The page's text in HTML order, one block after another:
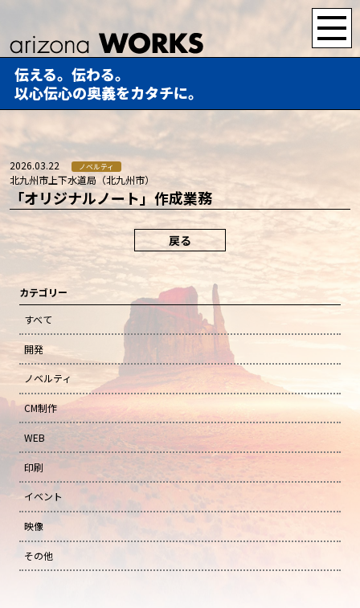
伝える。伝わる。
以心伝心の奥義をカタチに。
2026.03.22 ノベルティ
北九州市上下水道局（北九州市）
「オリジナルノート」作成業務
戻る
カテゴリー
すべて
開発
ノベルティ
CM制作
WEB
印刷
イベント
映像
その他